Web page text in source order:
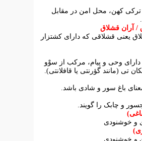
کهن، محل امن در مقابل
/ آران قشلاق
یعنی قشلاقی که دارای کشتزار
وحی و پیام، مرکب از سوْو
تی (مانند گؤرنتی یا قافلانتی).
باغ سور و شادی باشد.
و چابک را گویند.
و خوشنودی
و خوشنودی